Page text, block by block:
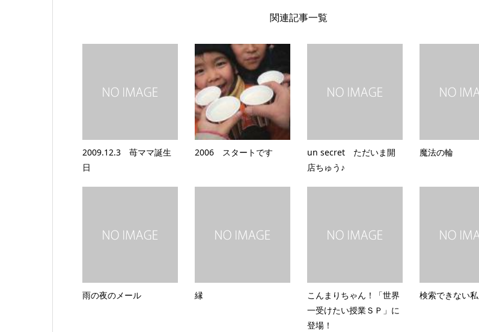
関連記事一覧
2009.12.3 苺ママ誕生
日
2006 スタートです
un secret ただいま開
店ちゅう♪
魔法の輪
雨の夜のメール 縁
こんまりちゃん！「世界
一受けたい授業ＳＰ」に
登場！
検索できない私